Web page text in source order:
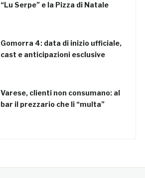
“Lu Serpe” e la Pizza di Natale
Gomorra 4: data di inizio ufficiale,
cast e anticipazioni esclusive
Varese, clienti non consumano: al
bar il prezzario che li “multa”